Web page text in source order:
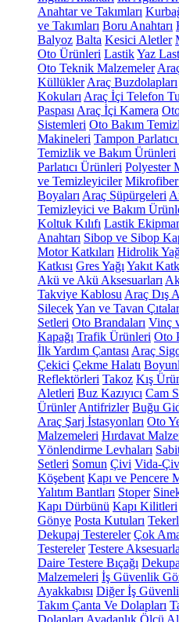
Anahtar ve Takımları
ve Takımları Boru Anahtarı
Balyoz Balta Kesici Aletler
Oto Ürünleri LastikYaz
Oto Teknik Malzemeler
Küllükler Araç Buzdolapları
Kokuları Araç İçi Telefon
Paspası Araç İçi Kamera
Sistemleri Oto Bakım
Makineleri Tampon
Temizlik ve Bakım Ürünleri
Parlatıcı Ürünleri Polyester
ve Temizleyiciler
Boyaları Araç Süpürgeleri
Temizleyici ve Bakım
Koltuk Kılıfı Lastik
Anahtarı Sibop ve Sibop
Motor Katkıları Hidrolik
Katkısı Gres Yağı Yakıt
Akü ve Akü Aksesuarları
Takviye Kablosu Araç Dış
SilecekYan ve Tavan
Setleri Oto Brandaları Vinç
Kapağı Trafik Ürünleri Oto
İlk Yardım Çantası Araç
Çekici Çekme Halatı
Reflektörleri Takoz Kış
Aletleri Buz Kazıyıcı Cam
Ürünler Antifrizler Buğu
Araç Şarj İstasyonları Oto
Malzemeleri Hırdavat
Yönlendirme Levhaları
Setleri Somun Çivi Vida-
Köşebent Kapı ve Pencere
Yalıtım Bantları Stoper
Kapı Dürbünü Kapı Kilitleri
Gönye Posta Kutuları
Dekupaj Testereler Çok
Testereler Testere
Daire Testere Bıçağı
Malzemeleri İş Güvenlik
Ayakkabısı Diğer İş
Takım Çanta Ve Dolapları
Dolapları Avadanlık Ölçü